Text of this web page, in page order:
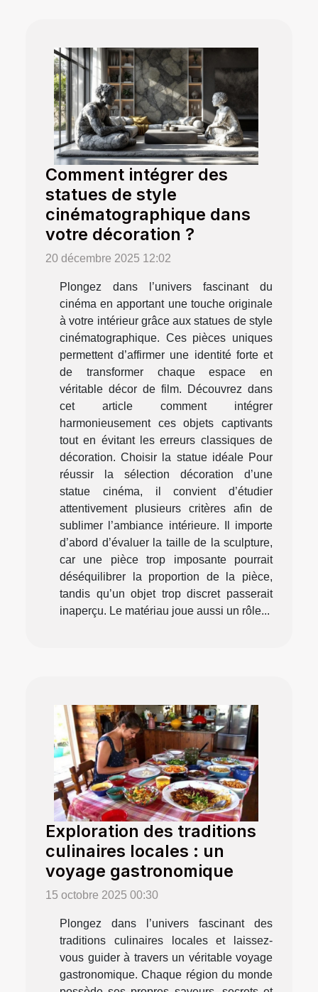
Comment intégrer des
statues de style
cinématographique dans
votre décoration ?
20 décembre 2025 12:02
Plongez dans l’univers fascinant du
cinéma en apportant une touche originale
à votre intérieur grâce aux statues de style
cinématographique. Ces pièces uniques
permettent d’affirmer une identité forte et
de transformer chaque espace en
véritable décor de film. Découvrez dans
cet article comment intégrer
harmonieusement ces objets captivants
tout en évitant les erreurs classiques de
décoration. Choisir la statue idéale Pour
réussir la sélection décoration d’une
statue cinéma, il convient d’étudier
attentivement plusieurs critères afin de
sublimer l’ambiance intérieure. Il importe
d’abord d’évaluer la taille de la sculpture,
car une pièce trop imposante pourrait
déséquilibrer la proportion de la pièce,
tandis qu’un objet trop discret passerait
inaperçu. Le matériau joue aussi un rôle...
Exploration des traditions
culinaires locales : un
voyage gastronomique
15 octobre 2025 00:30
Plongez dans l’univers fascinant des
traditions culinaires locales et laissez-
vous guider à travers un véritable voyage
gastronomique. Chaque région du monde